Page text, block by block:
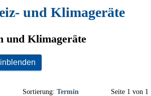
und Klimageräte
und Klimageräte
Sortierung: Termin
Seite 1 von 1